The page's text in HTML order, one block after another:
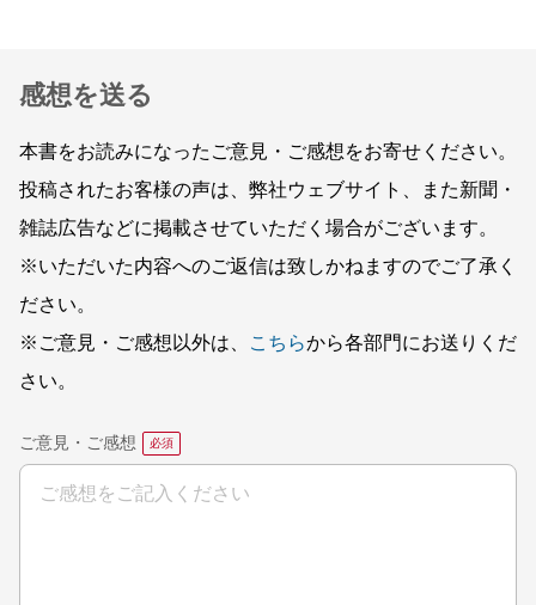
感想を送る
本書をお読みになったご意見・ご感想をお寄せください。
投稿されたお客様の声は、弊社ウェブサイト、また新聞・
雑誌広告などに掲載させていただく場合がございます。
※いただいた内容へのご返信は致しかねますのでご了承く
ださい。
※ご意見・ご感想以外は、
こちらから各部門にお送りくだ
さい。
ご意見・ご感想